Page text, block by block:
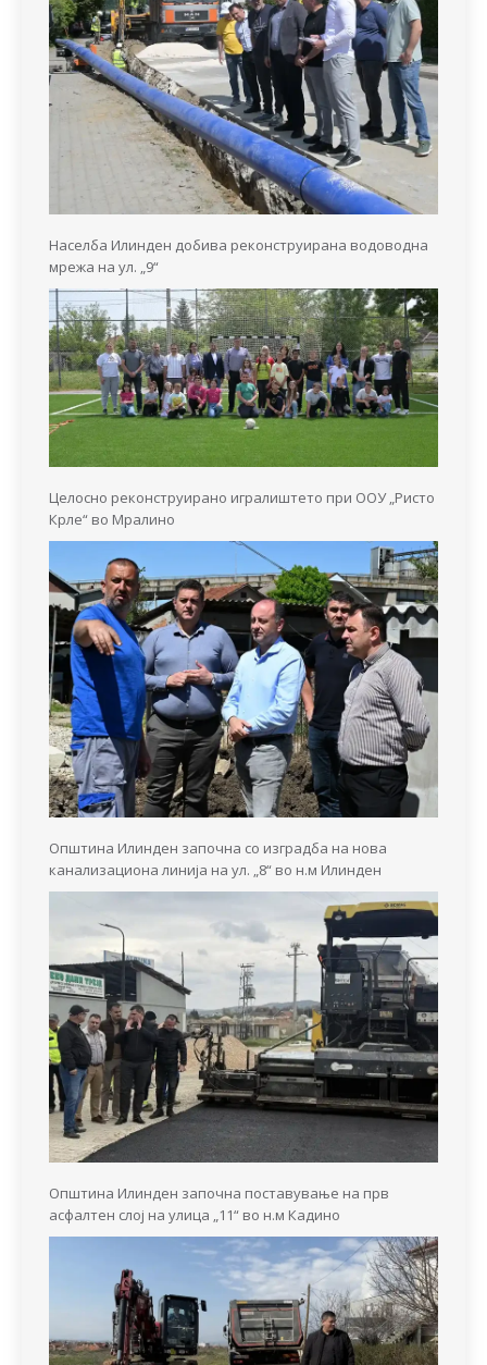
Населба Илинден добива реконструирана водоводна
мрежа на ул. „9“
Целосно реконструирано игралиштето при ООУ „Ристо
Крле“ во Мралино
Општина Илинден започна со изградба на нова
канализациона линија на ул. „8“ во н.м Илинден
Општина Илинден започна поставување на прв
асфалтен слој на улица „11“ во н.м Кадино